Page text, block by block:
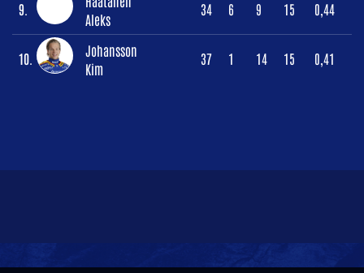
9.
Aleks
34 6 9 15 0,44
10.
Johansson
Kim
37 1 14 15 0,41